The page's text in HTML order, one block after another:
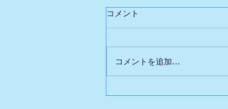
コメント
コメントを追加…